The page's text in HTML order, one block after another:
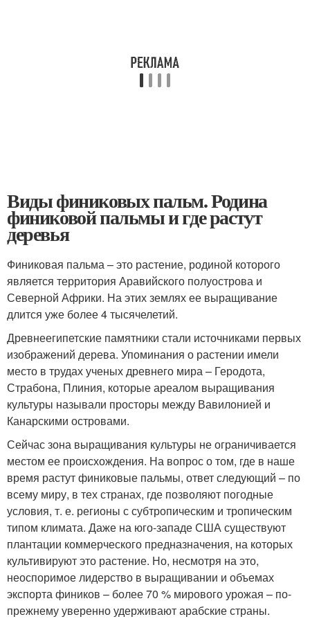
Виды финиковых пальм. Родина
финиковой пальмы и где растут
деревья
Финиковая пальма – это растение, родиной которого
является территория Аравийского полуострова и
Северной Африки. На этих землях ее выращивание
длится уже более 4 тысячелетий.
Древнеегипетские памятники стали источниками первых
изображений дерева. Упоминания о растении имели
место в трудах ученых древнего мира – Геродота,
Страбона, Плиния, которые ареалом выращивания
культуры называли просторы между Вавилонией и
Канарскими островами.
Сейчас зона выращивания культуры не ограничивается
местом ее происхождения. На вопрос о том, где в наше
время растут финиковые пальмы, ответ следующий – по
всему миру, в тех странах, где позволяют погодные
условия, т. е. регионы с субтропическим и тропическим
типом климата. Даже на юго-западе США существуют
плантации коммерческого предназначения, на которых
культивируют это растение. Но, несмотря на это,
неоспоримое лидерство в выращивании и объемах
экспорта фиников – более 70 % мирового урожая – по-
прежнему уверенно удерживают арабские страны.